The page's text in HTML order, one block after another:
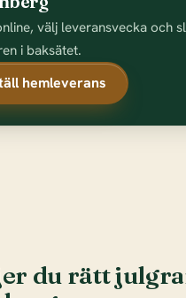
välj leveransvecka och
i baksätet.
hemleverans
du rätt